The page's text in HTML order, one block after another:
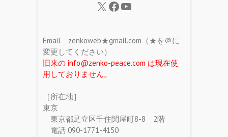
Email zenkoweb★gmail.com（★を＠に
変更してください）
旧来の info@zenko-peace.com は現在使
用しておりません。
［所在地］
東京
東京都足立区千住関屋町8-8 2階
電話 090-1771-4150